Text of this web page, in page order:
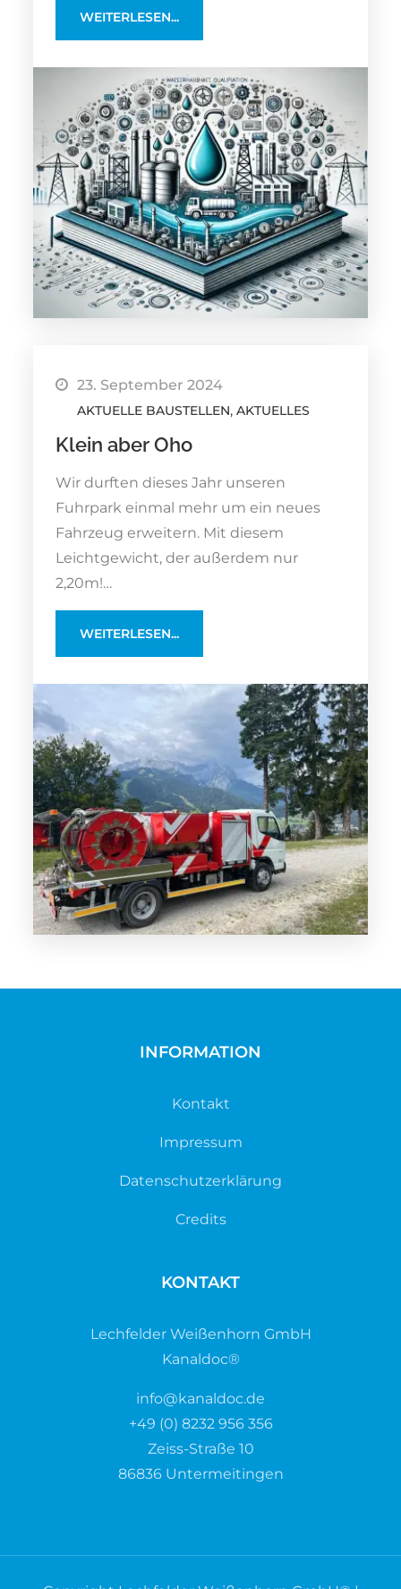
WEITERLESEN...
23. September 2024
AKTUELLE BAUSTELLEN AKTUELLES
Klein aber Oho
Wir durften dieses Jahr unseren
Fuhrpark einmal mehr um ein neues
Fahrzeug erweitern. Mit diesem
Leichtgewicht, der außerdem nur
2,20m!…
WEITERLESEN...
INFORMATION
Kontakt
Impressum
Datenschutzerklärung
Credits
KONTAKT
Lechfelder Weißenhorn GmbH
Kanaldoc®
info@kanaldoc.de
+49 (0) 8232 956 356
Zeiss-Straße 10
86836 Untermeitingen